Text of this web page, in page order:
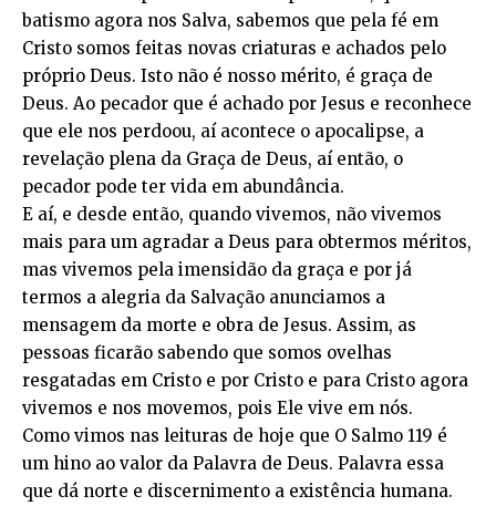
batismo agora nos Salva, sabemos que pela fé em
Cristo somos feitas novas criaturas e achados pelo
próprio Deus. Isto não é nosso mérito, é graça de
Deus. Ao pecador que é achado por Jesus e reconhece
que ele nos perdoou, aí acontece o apocalipse, a
revelação plena da Graça de Deus, aí então, o
pecador pode ter vida em abundância.
E aí, e desde então, quando vivemos, não vivemos
mais para um agradar a Deus para obtermos méritos,
mas vivemos pela imensidão da graça e por já
termos a alegria da Salvação anunciamos a
mensagem da morte e obra de Jesus. Assim, as
pessoas ficarão sabendo que somos ovelhas
resgatadas em Cristo e por Cristo e para Cristo agora
vivemos e nos movemos, pois Ele vive em nós.
Como vimos nas leituras de hoje que O Salmo 119 é
um hino ao valor da Palavra de Deus. Palavra essa
que dá norte e discernimento a existência humana.